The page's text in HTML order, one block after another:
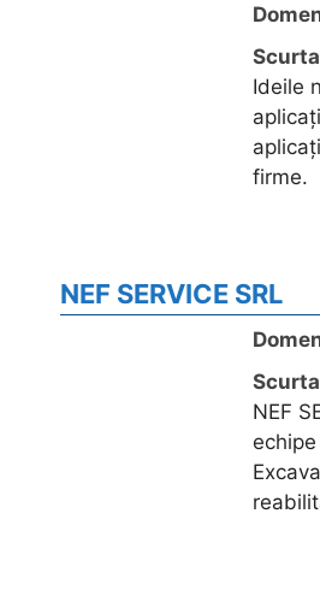
Ideile
firme.
NEF SERVICE SRL
NEF